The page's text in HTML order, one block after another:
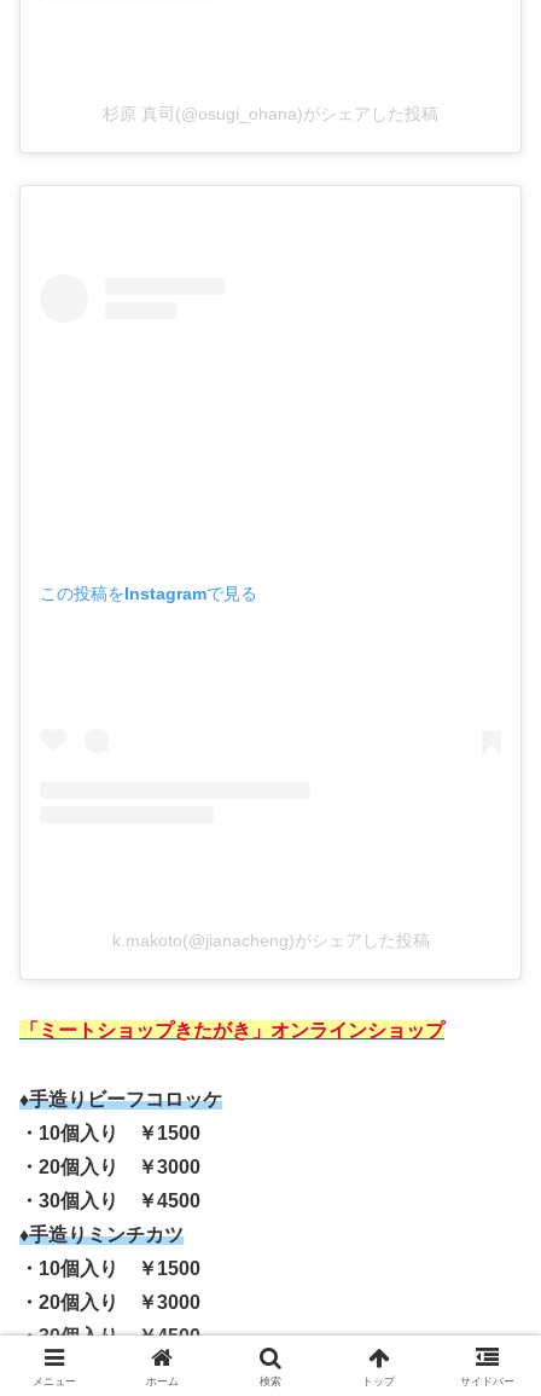
杉原 真司(@osugi_ohana)がシェアした投稿
この投稿をInstagramで見る
k.makoto(@jianacheng)がシェアした投稿
「ミートショップきたがき」オンラインショップ
♦手造りビーフコロッケ
・10個入り ￥1500
・20個入り ￥3000
・30個入り ￥4500
♦手造りミンチカツ
・10個入り ￥1500
・20個入り ￥3000
・30個入り ￥4500
♦手造りビーフコロッケ ご縁（ハート型）
メニュー ホーム 検索 トップ サイドバー